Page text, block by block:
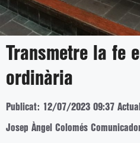
Transmetre la fe
ordinària
Publicat: 12/07/2023 09:37
Josep Àngel Colomés